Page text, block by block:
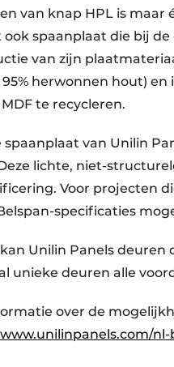
van knap HPL is maar
spaanplaat die bij
van zijn
herwonnen hout)
te recycleren.
spaanplaat van Unilin
lichte, niet-
Voor projecten
specificaties
Unilin Panels deuren
unieke deuren alle
over de